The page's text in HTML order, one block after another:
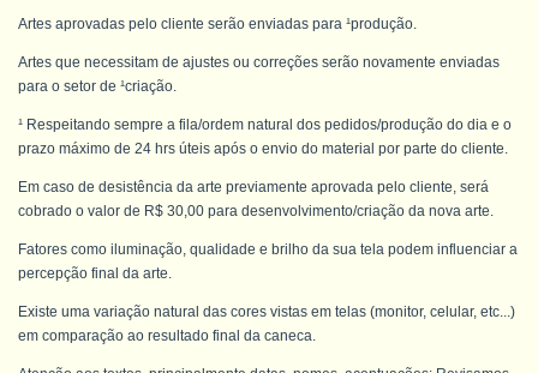
Artes aprovadas pelo cliente serão enviadas para ¹produção.
Artes que necessitam de ajustes ou correções serão novamente enviadas
para o setor de ¹criação.
¹ Respeitando sempre a fila/ordem natural dos pedidos/produção do dia e o
prazo máximo de 24 hrs úteis após o envio do material por parte do cliente.
Em caso de desistência da arte previamente aprovada pelo cliente, será
cobrado o valor de R$ 30,00 para desenvolvimento/criação da nova arte.
Fatores como iluminação, qualidade e brilho da sua tela podem influenciar a
percepção final da arte.
Existe uma variação natural das cores vistas em telas (monitor, celular, etc...)
em comparação ao resultado final da caneca.